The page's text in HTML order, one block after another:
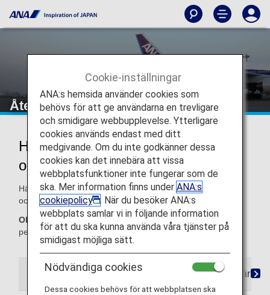
Återbetalningar och ombokningar
Hur ANA hanterar återbetalningar
och ombokningar
Här får du information om ANA:s regler för återbetalningar
och ombokningar.
Obs!
Som en allmän regel återbetalar ANA endast den
person som anges på biljetten.
Återbetalningar utanför bolagets kontroll När
Cookie-inställningar
ANA:s hemsida använder cookies som
behövs för att ge användarna en trevligare
och smidigare webbupplevelse. Ytterligare
cookies används endast med ditt
medgivande. Om du inte godkänner dessa
cookies kan det innebära att vissa
webbplatsfunktioner inte fungerar som de
ska. Mer information finns under ANA:s
cookiepolicy
. När du besöker ANA:s
webbplats samlar vi in följande information
för att du ska kunna använda våra tjänster på
smidigast möjliga sätt.
Nödvändiga cookies
Dessa cookies behövs för att webbplatsen ska